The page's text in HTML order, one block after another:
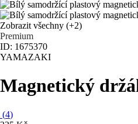
Zobrazit všechny (+2)
Premium
ID: 1675370
YAMAZAKI
Magnetický
(4)